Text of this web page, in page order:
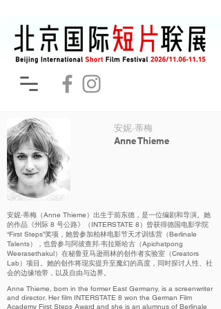
安妮·蒂梅
Anne Thieme
安妮·蒂梅（Anne Thieme）出生于前东德，是一位编剧和导演。她
的作品《州际 8 号公路》（INTERSTATE 8）曾获得德国电影学院
“First Steps”奖项，她曾参加柏林电影节天才训练营（Berlinale
Talents），也曾参与阿彼查邦·韦拉斯哈古（Apichatpong
Weerasethakul）在秘鲁亚马逊雨林的创作者实验室（Creators
Lab）项目。她的创作将现实提升至魔幻的高度，同时探讨人性、社
会的边缘地带，以及自由与边界。
Anne Thieme, born in the former East Germany, is a screenwriter
and director. Her film INTERSTATE 8 won the German Film
Academy First Steps Award and she is an alumnus of Berlinale